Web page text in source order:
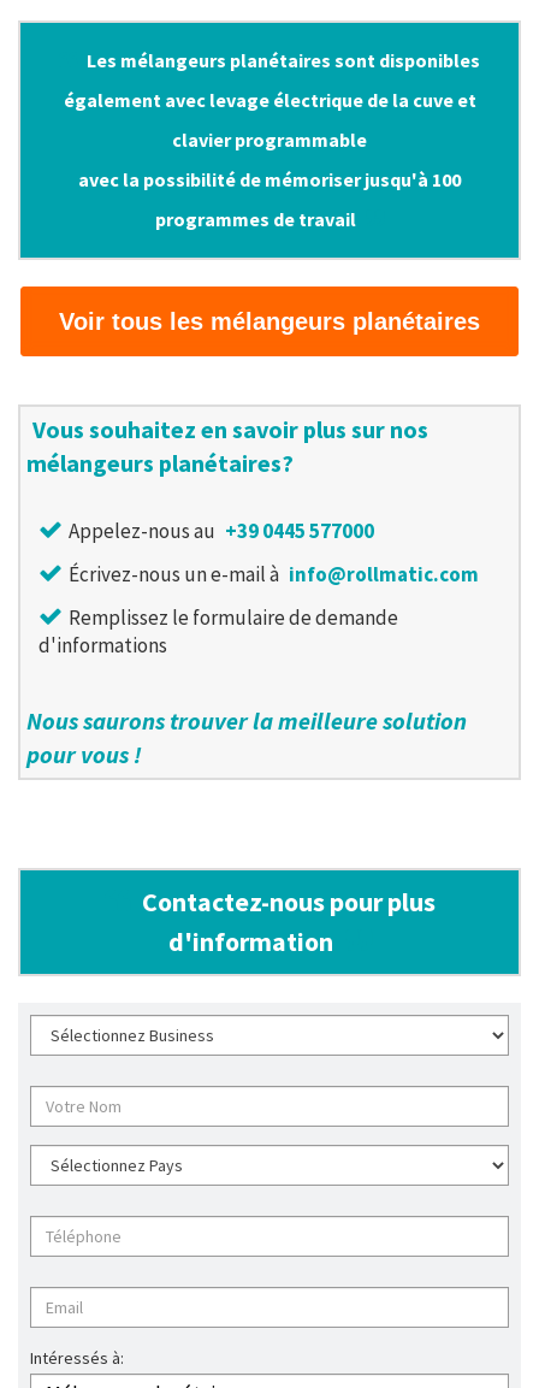
Les mélangeurs planétaires sont disponibles
également avec levage électrique de la cuve et
clavier programmable
avec la possibilité de mémoriser jusqu'à 100
programmes de travail
Voir tous les mélangeurs planétaires
Vous souhaitez en savoir plus sur nos
mélangeurs planétaires?
Appelez-nous au +39 0445 577000
Écrivez-nous un e-mail à info@rollmatic.com
Remplissez le formulaire de demande
d'informations
Nous saurons trouver la meilleure solution
pour vous !
Contactez-nous pour plus
d'information
Intéressés à: